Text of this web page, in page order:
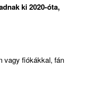
ki 2020-óta,
vagy fiókákkal, fán